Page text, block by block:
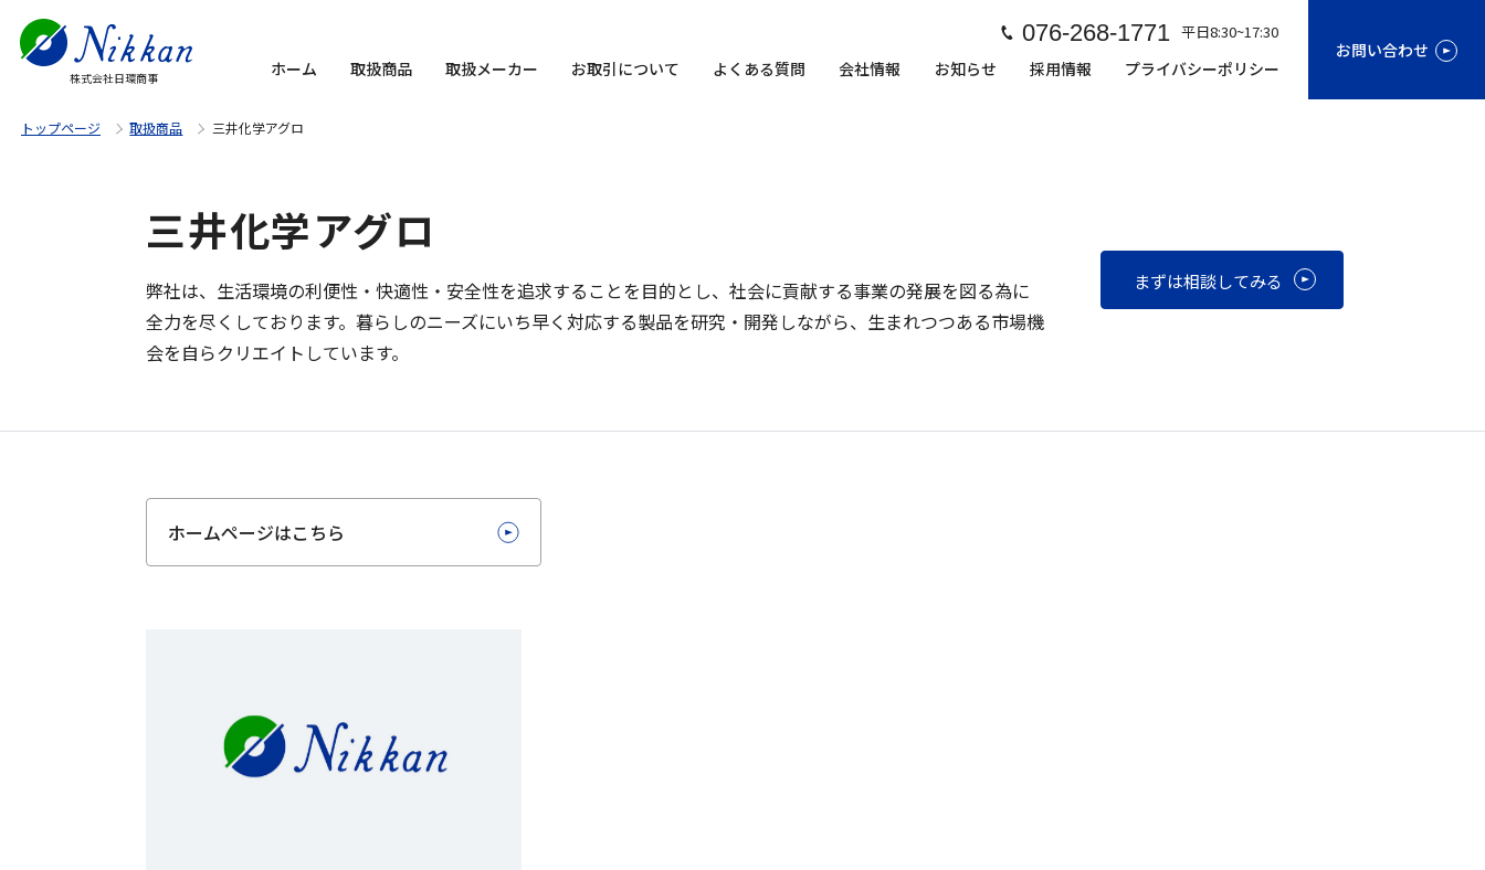
株式会社日環商事
076-268-1771 平日8:30~17:30
ホーム 取扱商品 取扱メーカー お取引について よくある質問 会社情報 お知らせ 採用情報 プライバシーポリシー
お問い合わせ
トップページ 取扱商品 三井化学アグロ
三井化学アグロ
弊社は、生活環境の利便性・快適性・安全性を追求することを目的とし、社会に貢献する事業の発展を図る為に
全力を尽くしております。暮らしのニーズにいち早く対応する製品を研究・開発しながら、生まれつつある市場機
会を自らクリエイトしています。
まずは相談してみる
ホームページはこちら